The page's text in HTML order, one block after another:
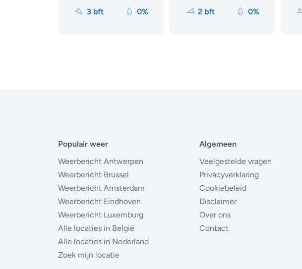
3 bft 0% 2 bft 0%
Populair weer
Weerbericht Antwerpen
Weerbericht Brussel
Weerbericht Amsterdam
Weerbericht Eindhoven
Weerbericht Luxemburg
Alle locaties in België
Alle locaties in Nederland
Zoek mijn locatie
Algemeen
Veelgestelde vragen
Privacyverklaring
Cookiebeleid
Disclaimer
Over ons
Contact